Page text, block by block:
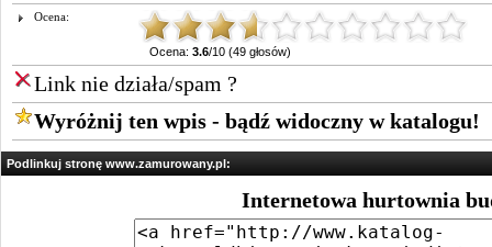
Ocena:
Ocena: 3.6/10 (49 głosów)
Link nie działa/spam ?
Wyróżnij ten wpis - bądź widoczny w katalogu!
Podlinkuj stronę www.zamurowany.pl:
Internetowa hurtownia